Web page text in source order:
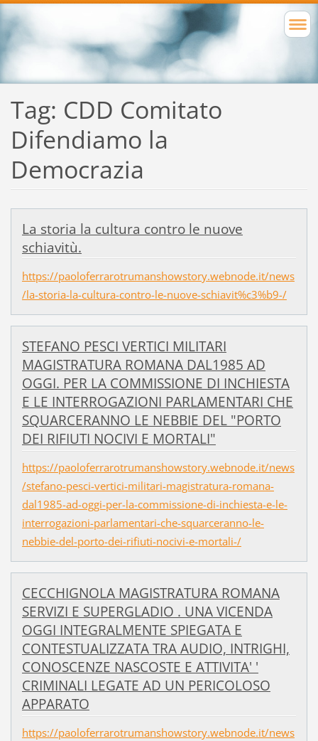
Tag: CDD Comitato
Difendiamo la
Democrazia
La storia la cultura contro le nuove
schiavitù.
https://paoloferrarotrumanshowstory.webnode.it/news
/la-storia-la-cultura-contro-le-nuove-schiavit%c3%b9-/
STEFANO PESCI VERTICI MILITARI
MAGISTRATURA ROMANA DAL1985 AD
OGGI. PER LA COMMISSIONE DI INCHIESTA
E LE INTERROGAZIONI PARLAMENTARI CHE
SQUARCERANNO LE NEBBIE DEL "PORTO
DEI RIFIUTI NOCIVI E MORTALI"
https://paoloferrarotrumanshowstory.webnode.it/news
/stefano-pesci-vertici-militari-magistratura-romana-
dal1985-ad-oggi-per-la-commissione-di-inchiesta-e-le-
interrogazioni-parlamentari-che-squarceranno-le-
nebbie-del-porto-dei-rifiuti-nocivi-e-mortali-/
CECCHIGNOLA MAGISTRATURA ROMANA
SERVIZI E SUPERGLADIO . UNA VICENDA
OGGI INTEGRALMENTE SPIEGATA E
CONTESTUALIZZATA TRA AUDIO, INTRIGHI,
CONOSCENZE NASCOSTE E ATTIVITA' '
CRIMINALI LEGATE AD UN PERICOLOSO
APPARATO
https://paoloferrarotrumanshowstory.webnode.it/news